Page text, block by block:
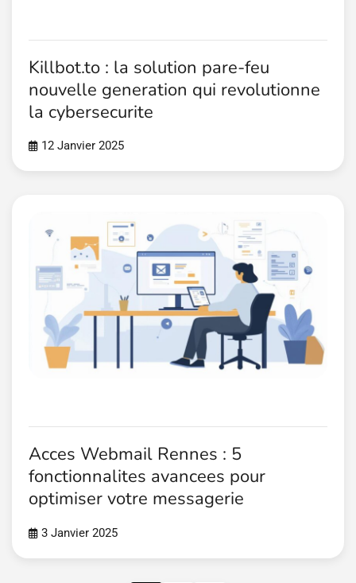
Killbot.to : la solution pare-feu
nouvelle generation qui revolutionne
la cybersecurite
12 Janvier 2025
Acces Webmail Rennes : 5
fonctionnalites avancees pour
optimiser votre messagerie
3 Janvier 2025